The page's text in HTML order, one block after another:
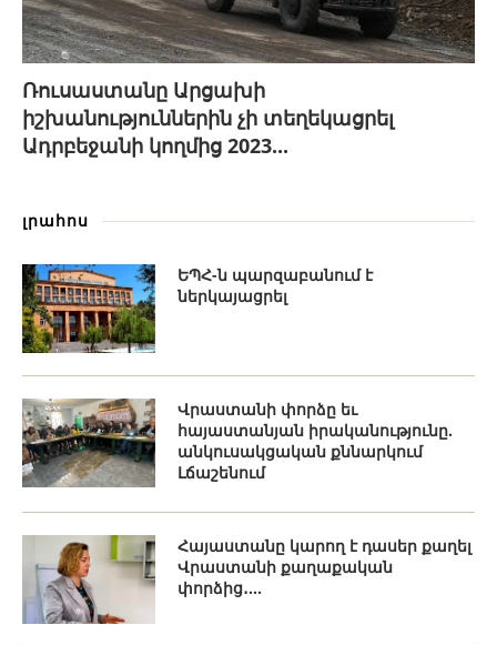
Ռուսաստանը Արցախի
իշխանություններին չի տեղեկացրել
Ադրբեջանի կողմից 2023...
լրահոս
ԵՊՀ-ն պարզաբանում է
ներկայացրել
Վրաստանի փորձը եւ
հայաստանյան իրականությունը.
անկուսակցական քննարկում
Լճաշենում
Հայաստանը կարող է դասեր քաղել
Վրաստանի քաղաքական
փորձից․...